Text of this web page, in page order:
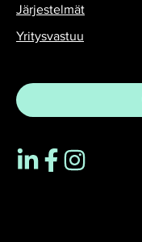
Järjestelmät
Yritysvastuu